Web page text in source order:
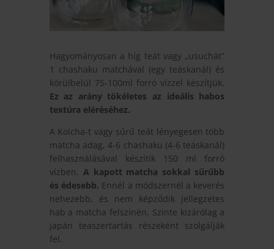
Hagyományosan a híg teát vagy „usuchát”
1 chashaku matchával (egy teáskanál) és
körülbelül 75-100ml forró vízzel készítjük.
Ez az arány tökéletes az ideális habos
textúra eléréséhez.
A Koicha-t vagy sűrű teát lényegesen több
matcha adag, 4-6 chashaku (4-6 teáskanál)
felhasználásával készítik 150 ml forró
vízben. A kapott matcha sokkal sűrűbb
és édesebb. Ennél a módszernél a keverés
nehezebb, és nem képződik jellegzetes
hab a matcha felszínén. Szinte kizárólag a
japán teaszertartás részeként szolgálják
fel.